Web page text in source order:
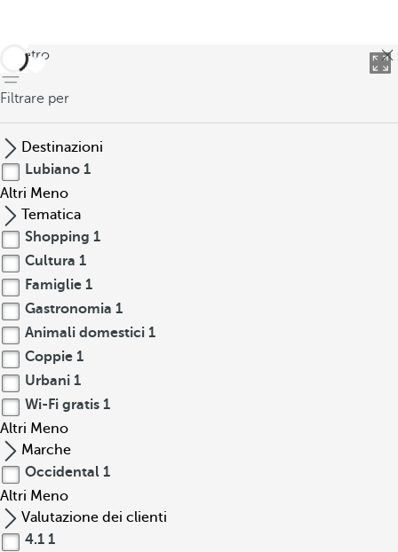
indietro
Filtrare per
Destinazioni
Lubiano 1
Altri Meno
Tematica
Shopping 1
Cultura 1
Famiglie 1
Gastronomia 1
Animali domestici 1
Coppie 1
Urbani 1
Wi-Fi gratis 1
Altri Meno
Marche
Occidental 1
Altri Meno
Valutazione dei clienti
4.1 1